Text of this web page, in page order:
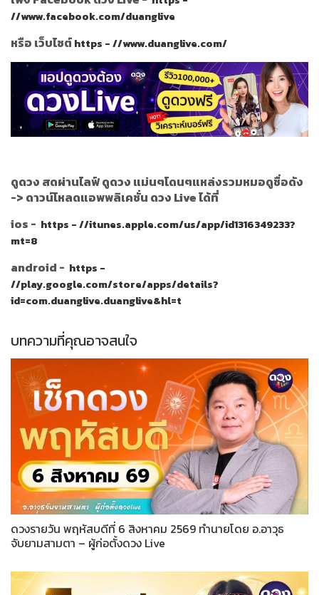
//www.facebook.com/duanglive
หรือ เว็บไซต์https - //www.duanglive.com/
ดูดวง สดผ่านไลฟ์ ดูดวง แม่นๆโดนๆแหล่งรวมหมอดูชื่อดัง
-> ดาวน์โหลดแอพพลิเคชั่น ดวง Live ได้ที่
ios - https - //itunes.apple.com/us/app/id1316349233?
mt=8
android - https -
//play.google.com/store/apps/details?
id=com.duanglive.duanglive&hl=t
บทความที่คุณอาจสนใจ
ดวงรายวัน พฤหัสบดีที่ 6 สิงหาคม 2569 ทำนายโดย อ.อาวุธ
จับยามสามตา – ผู้ก่อตั้งดวง Live